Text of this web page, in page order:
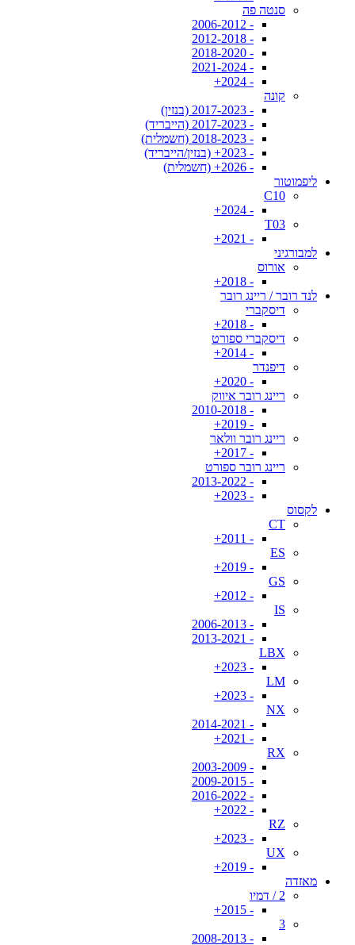
סנטה פה
- 2006-2012
- 2012-2018
- 2018-2020
- 2021-2024
- 2024+
קונה
- 2017-2023 (בנזין)
- 2017-2023 (הייבריד)
- 2018-2023 (חשמלית)
- 2023+ (בנזין/הייבריד)
- 2026+ (חשמלית)
ליפמוטור
C10
- 2024+
T03
- 2021+
למבורגיני
אורוס
- 2018+
לנד רובר / ריינג רובר
דיסקברי
- 2018+
דיסקברי ספורט
- 2014+
דיפנדר
- 2020+
ריינג רובר איווק
- 2010-2018
- 2019+
ריינג רובר וולאר
- 2017+
ריינג רובר ספורט
- 2013-2022
- 2023+
לקסוס
CT
- 2011+
ES
- 2019+
GS
- 2012+
IS
- 2006-2013
- 2013-2021
LBX
- 2023+
LM
- 2023+
NX
- 2014-2021
- 2021+
RX
- 2003-2009
- 2009-2015
- 2016-2022
- 2022+
RZ
- 2023+
UX
- 2019+
מאזדה
2 / דמיו
- 2015+
3
- 2008-2013